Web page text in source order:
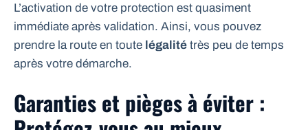
L’activation de votre protection est quasiment
immédiate après validation. Ainsi, vous pouvez
prendre la route en toute légalité très peu de temps
après votre démarche.
Garanties et pièges à éviter :